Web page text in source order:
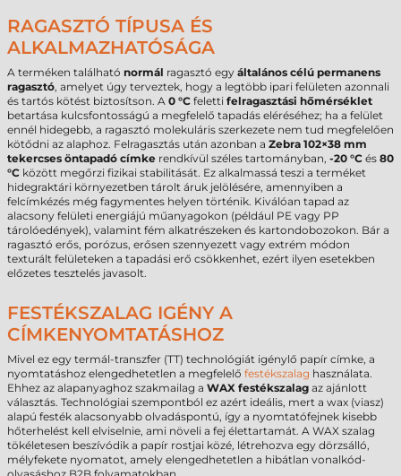
RAGASZTÓ TÍPUSA ÉS
ALKALMAZHATÓSÁGA
A terméken található normál ragasztó egy általános célú permanens
ragasztó, amelyet úgy terveztek, hogy a legtöbb ipari felületen azonnali
és tartós kötést biztosítson. A 0 °C feletti felragasztási hőmérséklet
betartása kulcsfontosságú a megfelelő tapadás eléréséhez; ha a felület
ennél hidegebb, a ragasztó molekuláris szerkezete nem tud megfelelően
kötődni az alaphoz. Felragasztás után azonban a Zebra 102×38 mm
tekercses öntapadó címke rendkívül széles tartományban, -20 °C és 80
°C között megőrzi fizikai stabilitását. Ez alkalmassá teszi a terméket
hidegraktári környezetben tárolt áruk jelölésére, amennyiben a
felcímkézés még fagymentes helyen történik. Kiválóan tapad az
alacsony felületi energiájú műanyagokon (például PE vagy PP
tárolóedények), valamint fém alkatrészeken és kartondobozokon. Bár a
ragasztó erős, porózus, erősen szennyezett vagy extrém módon
texturált felületeken a tapadási erő csökkenhet, ezért ilyen esetekben
előzetes tesztelés javasolt.
FESTÉKSZALAG IGÉNY A
CÍMKENYOMTATÁSHOZ
Mivel ez egy termál-transzfer (TT) technológiát igénylő papír címke, a
nyomtatáshoz elengedhetetlen a megfelelő festékszalag használata.
Ehhez az alapanyaghoz szakmailag a WAX festékszalag az ajánlott
választás. Technológiai szempontból ez azért ideális, mert a wax (viasz)
alapú festék alacsonyabb olvadáspontú, így a nyomtatófejnek kisebb
hőterhelést kell elviselnie, ami növeli a fej élettartamát. A WAX szalag
tökéletesen beszívódik a papír rostjai közé, létrehozva egy dörzsálló,
mélyfekete nyomatot, amely elengedhetetlen a hibátlan vonalkód-